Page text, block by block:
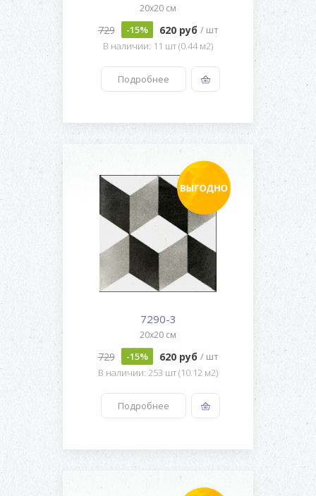
20x20 см
729 -15% 620 руб / шт
В наличии: 11 шт (0.44 м2)
Подробнее
7290-3
20x20 см
729 -15% 620 руб / шт
В наличии: 253 шт (10.12 м2)
Подробнее